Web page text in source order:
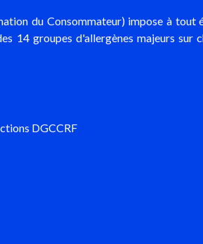
du Consommateur) impose à tout
14 groupes d'allergènes majeurs
DGCCRF